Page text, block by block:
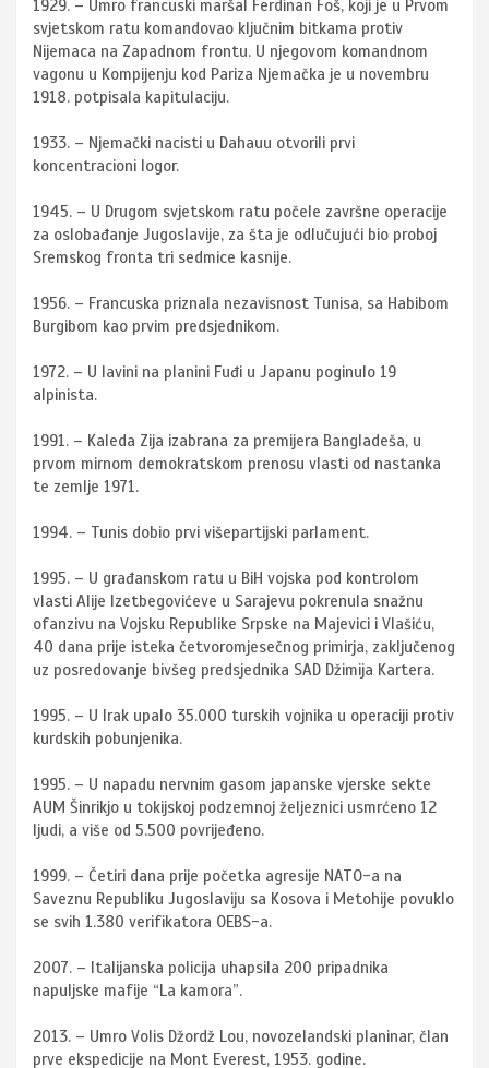
1929. – Umro francuski maršal Ferdinan Foš, koji je u Prvom
svjetskom ratu komandovao ključnim bitkama protiv
Nijemaca na Zapadnom frontu. U njegovom komandnom
vagonu u Kompijenju kod Pariza Njemačka je u novembru
1918. potpisala kapitulaciju.
1933. – Njemački nacisti u Dahauu otvorili prvi
koncentracioni logor.
1945. – U Drugom svjetskom ratu počele završne operacije
za oslobađanje Jugoslavije, za šta je odlučujući bio proboj
Sremskog fronta tri sedmice kasnije.
1956. – Francuska priznala nezavisnost Tunisa, sa Habibom
Burgibom kao prvim predsjednikom.
1972. – U lavini na planini Fuđi u Japanu poginulo 19
alpinista.
1991. – Kaleda Zija izabrana za premijera Bangladeša, u
prvom mirnom demokratskom prenosu vlasti od nastanka
te zemlje 1971.
1994. – Tunis dobio prvi višepartijski parlament.
1995. – U građanskom ratu u BiH vojska pod kontrolom
vlasti Alije Izetbegovićeve u Sarajevu pokrenula snažnu
ofanzivu na Vojsku Republike Srpske na Majevici i Vlašiću,
40 dana prije isteka četvoromjesečnog primirja, zaključenog
uz posredovanje bivšeg predsjednika SAD Džimija Kartera.
1995. – U Irak upalo 35.000 turskih vojnika u operaciji protiv
kurdskih pobunjenika.
1995. – U napadu nervnim gasom japanske vjerske sekte
AUM Šinrikjo u tokijskoj podzemnoj željeznici usmrćeno 12
ljudi, a više od 5.500 povrijeđeno.
1999. – Četiri dana prije početka agresije NATO-a na
Saveznu Republiku Jugoslaviju sa Kosova i Metohije povuklo
se svih 1.380 verifikatora OEBS-a.
2007. – Italijanska policija uhapsila 200 pripadnika
napuljske mafije “La kamora”.
2013. – Umro Volis Džordž Lou, novozelandski planinar, član
prve ekspedicije na Mont Everest, 1953. godine.